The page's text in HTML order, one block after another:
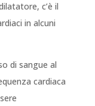
c’è il
in alcuni
di sangue al
cardiaca